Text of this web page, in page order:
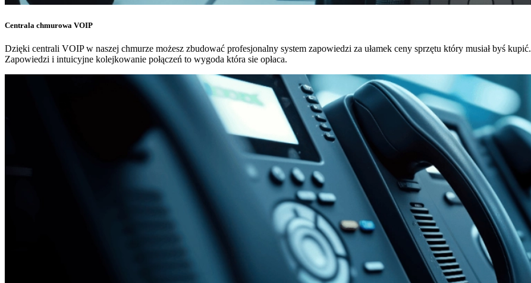
Centrala chmurowa VOIP
Dzięki centrali VOIP w naszej chmurze możesz zbudować profesjonalny system zapowiedzi za ułamek ceny sprzętu który musiał byś kupić.
Zapowiedzi i intuicyjne kolejkowanie połączeń to wygoda która sie opłaca.